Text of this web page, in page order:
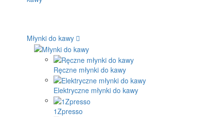
Młynki do kawy
Ręczne młynki do kawy
Elektryczne młynki do kawy
1Zpresso